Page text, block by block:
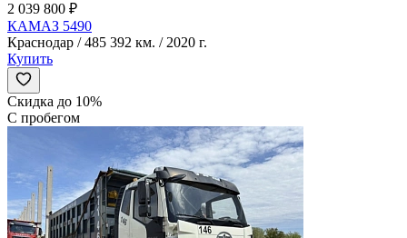
2 039 800 ₽
КАМАЗ 5490
Краснодар / 485 392 км. / 2020 г.
Купить
Скидка до 10%
С пробегом